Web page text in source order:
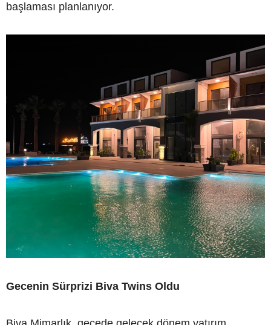
başlaması planlanıyor.
Gecenin Sürprizi Biva Twins Oldu